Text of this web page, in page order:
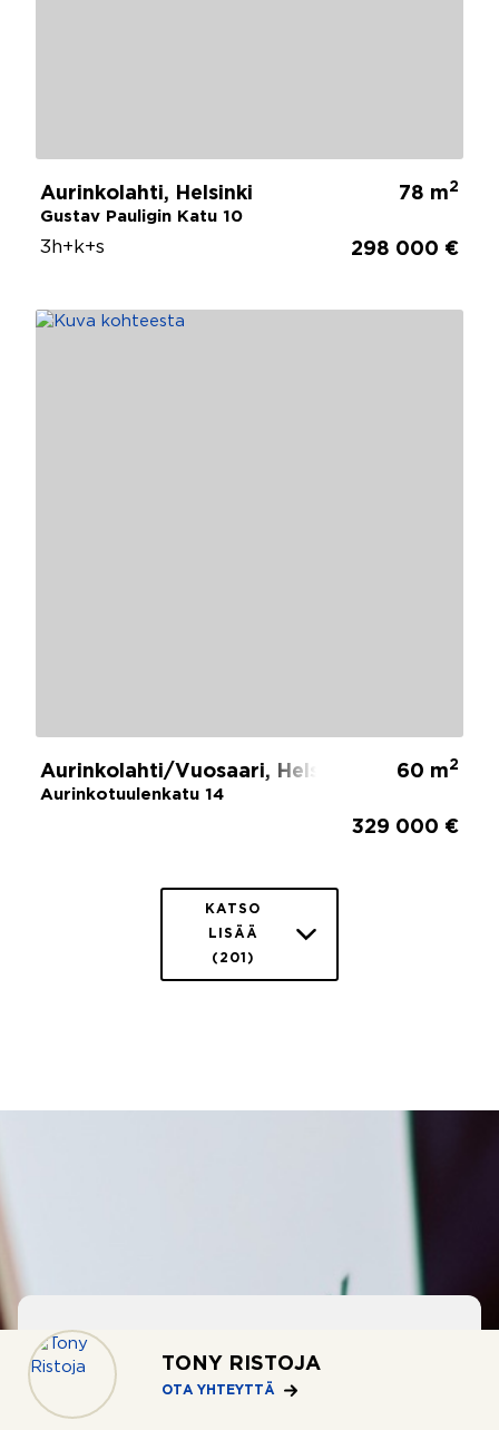
TONY RISTOJA
OTA YHTEYTTÄ
Aurinkolahti, Helsinki
Gustav Pauligin Katu 10
78 m2
3h+k+s 298 000 €
Aurinkolahti/Vuosaari, Helsinki
Aurinkotuulenkatu 14
60 m2
329 000 €
KATSO
LISÄÄ
(201)